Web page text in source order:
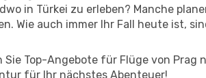
in Türkei zu erleben? Manche
Wie auch immer Ihr Fall heute ist,
Sie Top-Angebote für Flüge von Prag
für Ihr nächstes Abenteuer!